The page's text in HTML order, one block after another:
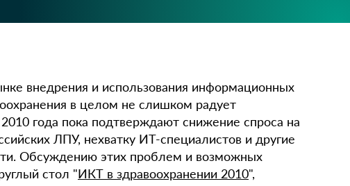
внедрения и использования информационных
в целом не слишком радует
года пока подтверждают снижение спроса на
ЛПУ, нехватку ИТ-специалистов и другие
Обсуждению этих проблем и возможных
стол "ИКТ в здравоохранении 2010",